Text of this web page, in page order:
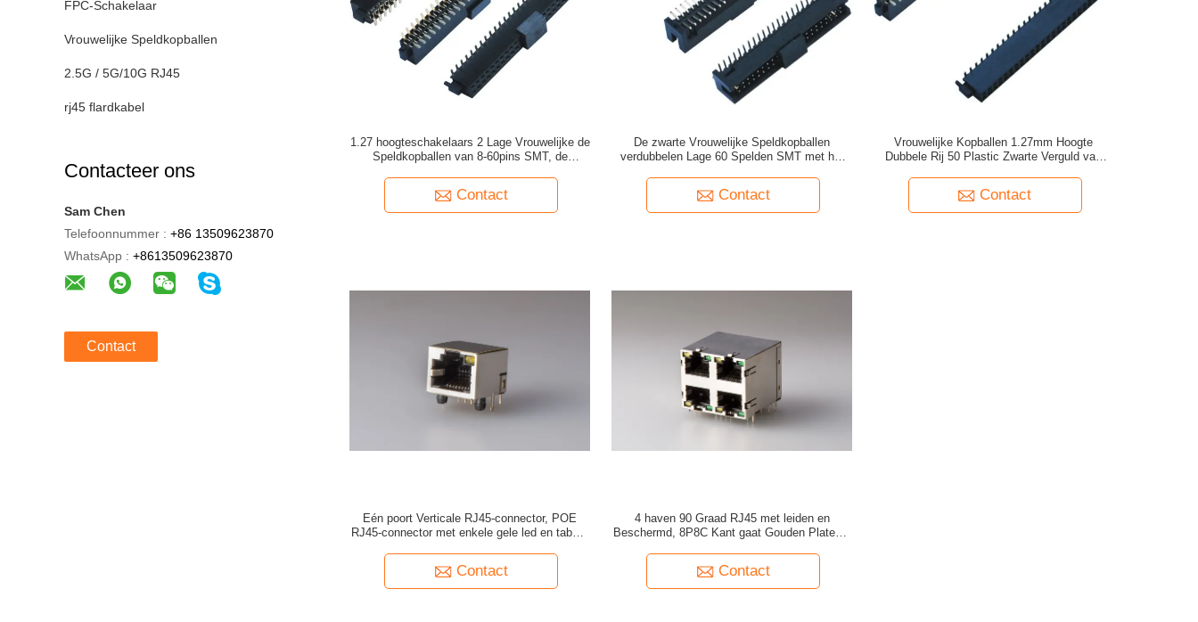
FPC-Schakelaar
Vrouwelijke Speldkopballen
2.5G / 5G/10G RJ45
rj45 flardkabel
Contacteer ons
Sam Chen
Telefoonnummer : +86 13509623870
WhatsApp : +8613509623870
Contact
1.27 hoogteschakelaars 2 Lage Vrouwelijke de
Speldkopballen van 8-60pins SMT, de
Contact
De zwarte Vrouwelijke Speldkopballen
verdubbelen Lage 60 Spelden SMT met het
Contact
Vrouwelijke Kopballen 1.27mm Hoogte
Dubbele Rij 50 Plastic Zwarte Verguld van
Contact
Eén poort Verticale RJ45-connector, POE
RJ45-connector met enkele gele led en tab-up
Contact
4 haven 90 Graad RJ45 met leiden en
Beschermd, 8P8C Kant gaat Gouden Plateren
Contact